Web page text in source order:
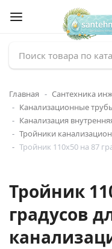
Главная
Сантехника
Канализационные
Канализация
Тройники
Тройник 110х50 на 87
Тройник
градусов